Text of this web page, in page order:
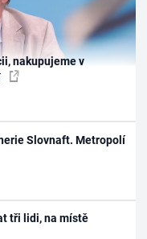
nakupujeme v
Slovnaft. Metropolí
tři lidi, na místě